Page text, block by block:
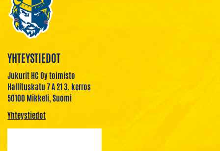
YHTEYSTIEDOT
Jukurit HC Oy toimisto
Hallituskatu 7 A 21 3. kerros
50100 Mikkeli, Suomi
Yhteystiedot